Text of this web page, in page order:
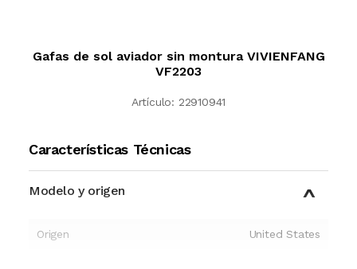
Gafas de sol aviador sin montura VIVIENFANG
VF2203
Artículo: 22910941
Características Técnicas
Modelo y origen
Origen United States